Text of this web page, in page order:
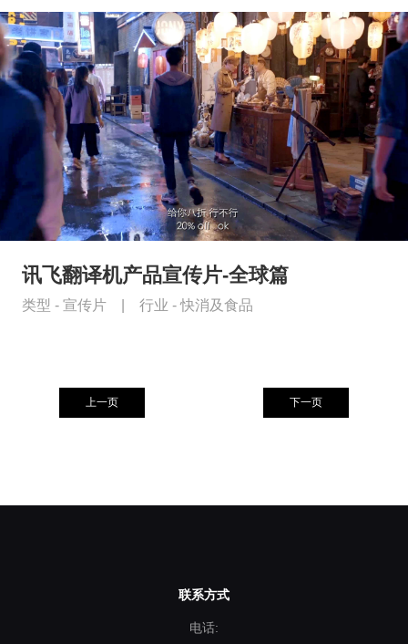
讯飞翻译机产品宣传片-全球篇
类型 - 宣传片 行业 -快消及食品
上一页 下一页
联系方式
电话: